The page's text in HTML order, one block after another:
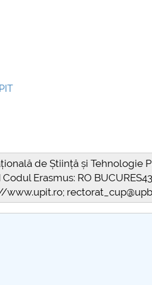
de Știință și Tehnologie
Erasmus: RO
www.upit.ro;